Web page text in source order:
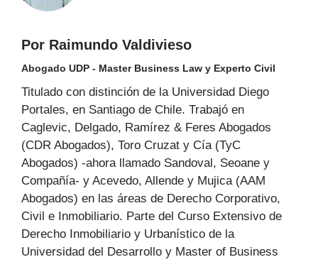
Por Raimundo Valdivieso
Abogado UDP - Master Business Law y Experto Civil
Titulado con distinción de la Universidad Diego
Portales, en Santiago de Chile. Trabajó en
Caglevic, Delgado, Ramírez & Feres Abogados
(CDR Abogados), Toro Cruzat y Cía (TyC
Abogados) -ahora llamado Sandoval, Seoane y
Compañía- y Acevedo, Allende y Mujica (AAM
Abogados) en las áreas de Derecho Corporativo,
Civil e Inmobiliario. Parte del Curso Extensivo de
Derecho Inmobiliario y Urbanístico de la
Universidad del Desarrollo y Master of Business